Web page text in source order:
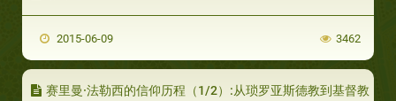
2015-06-09 3462
赛里曼·法勒西的信仰历程（1/2）:从琐罗亚斯德教到基督教